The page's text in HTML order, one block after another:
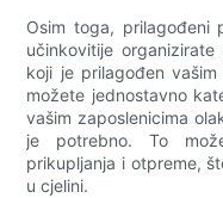
Osim toga, prilagođeni
učinkovitije organizirate
koji je prilagođen
možete jednostavno
vašim zaposlenicima
je potrebno. To
prikupljanja i otpreme,
u cjelini.